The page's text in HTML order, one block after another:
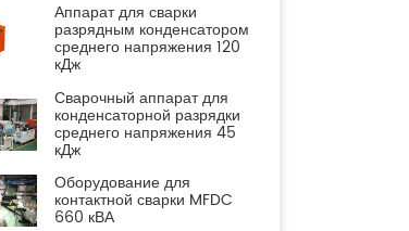
Аппарат для сварки
разрядным конденсатором
среднего напряжения 120
кДж
Сварочный аппарат для
конденсаторной разрядки
среднего напряжения 45
кДж
Оборудование для
контактной сварки MFDC
660 кВА